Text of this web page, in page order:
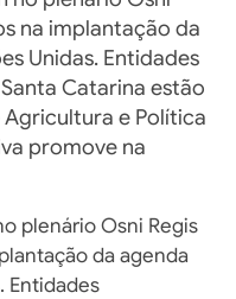
na implantação da
Unidas. Entidades
Catarina estão
e Política
promove na
plenário Osni Regis
da agenda
Entidades